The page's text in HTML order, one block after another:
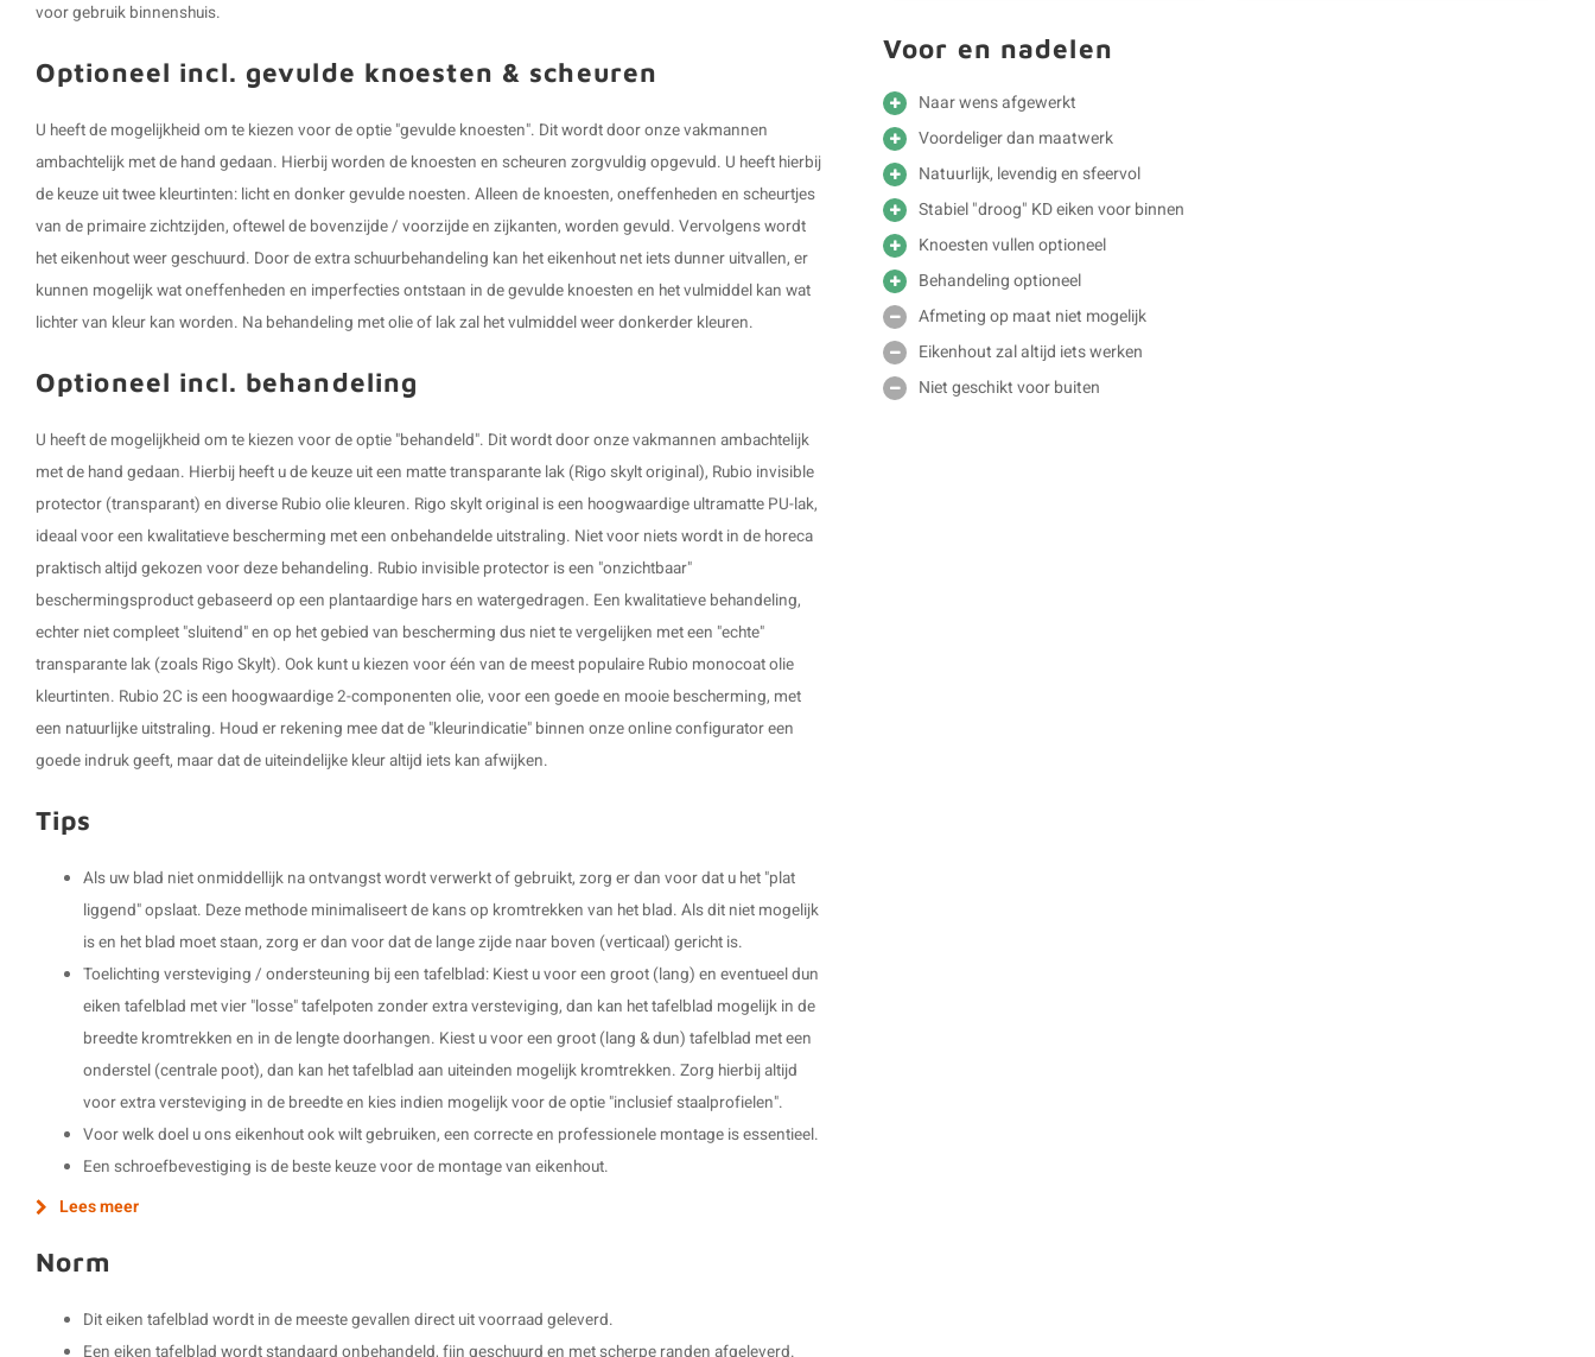
voor gebruik binnenshuis.
Optioneel incl. gevulde knoesten & scheuren
U heeft de mogelijkheid om te kiezen voor de optie "gevulde knoesten". Dit wordt door onze vakmannen
ambachtelijk met de hand gedaan. Hierbij worden de knoesten en scheuren zorgvuldig opgevuld. U heeft hierbij
de keuze uit twee kleurtinten: licht en donker gevulde noesten. Alleen de knoesten, oneffenheden en scheurtjes
van de primaire zichtzijden, oftewel de bovenzijde / voorzijde en zijkanten, worden gevuld. Vervolgens wordt
het eikenhout weer geschuurd. Door de extra schuurbehandeling kan het eikenhout net iets dunner uitvallen, er
kunnen mogelijk wat oneffenheden en imperfecties ontstaan in de gevulde knoesten en het vulmiddel kan wat
lichter van kleur kan worden. Na behandeling met olie of lak zal het vulmiddel weer donkerder kleuren.
Optioneel incl. behandeling
U heeft de mogelijkheid om te kiezen voor de optie "behandeld". Dit wordt door onze vakmannen ambachtelijk
met de hand gedaan. Hierbij heeft u de keuze uit een matte transparante lak (Rigo skylt original), Rubio invisible
protector (transparant) en diverse Rubio olie kleuren. Rigo skylt original is een hoogwaardige ultramatte PU-lak,
ideaal voor een kwalitatieve bescherming met een onbehandelde uitstraling. Niet voor niets wordt in de horeca
praktisch altijd gekozen voor deze behandeling. Rubio invisible protector is een "onzichtbaar"
beschermingsproduct gebaseerd op een plantaardige hars en watergedragen. Een kwalitatieve behandeling,
echter niet compleet "sluitend" en op het gebied van bescherming dus niet te vergelijken met een "echte"
transparante lak (zoals Rigo Skylt). Ook kunt u kiezen voor één van de meest populaire Rubio monocoat olie
kleurtinten. Rubio 2C is een hoogwaardige 2-componenten olie, voor een goede en mooie bescherming, met
een natuurlijke uitstraling. Houd er rekening mee dat de "kleurindicatie" binnen onze online configurator een
goede indruk geeft, maar dat de uiteindelijke kleur altijd iets kan afwijken.
Tips
Als uw blad niet onmiddellijk na ontvangst wordt verwerkt of gebruikt, zorg er dan voor dat u het "plat
liggend" opslaat. Deze methode minimaliseert de kans op kromtrekken van het blad. Als dit niet mogelijk
is en het blad moet staan, zorg er dan voor dat de lange zijde naar boven (verticaal) gericht is.
Toelichting versteviging / ondersteuning bij een tafelblad: Kiest u voor een groot (lang) en eventueel dun
eiken tafelblad met vier "losse" tafelpoten zonder extra versteviging, dan kan het tafelblad mogelijk in de
breedte kromtrekken en in de lengte doorhangen. Kiest u voor een groot (lang & dun) tafelblad met een
onderstel (centrale poot), dan kan het tafelblad aan uiteinden mogelijk kromtrekken. Zorg hierbij altijd
voor extra versteviging in de breedte en kies indien mogelijk voor de optie "inclusief staalprofielen".
Voor welk doel u ons eikenhout ook wilt gebruiken, een correcte en professionele montage is essentieel.
Een schroefbevestiging is de beste keuze voor de montage van eikenhout.
Lees meer
Norm
Dit eiken tafelblad wordt in de meeste gevallen direct uit voorraad geleverd.
Een eiken tafelblad wordt standaard onbehandeld, fijn geschuurd en met scherpe randen afgeleverd.
Voor en nadelen
Naar wens afgewerkt
Voordeliger dan maatwerk
Natuurlijk, levendig en sfeervol
Stabiel "droog" KD eiken voor binnen
Knoesten vullen optioneel
Behandeling optioneel
Afmeting op maat niet mogelijk
Eikenhout zal altijd iets werken
Niet geschikt voor buiten